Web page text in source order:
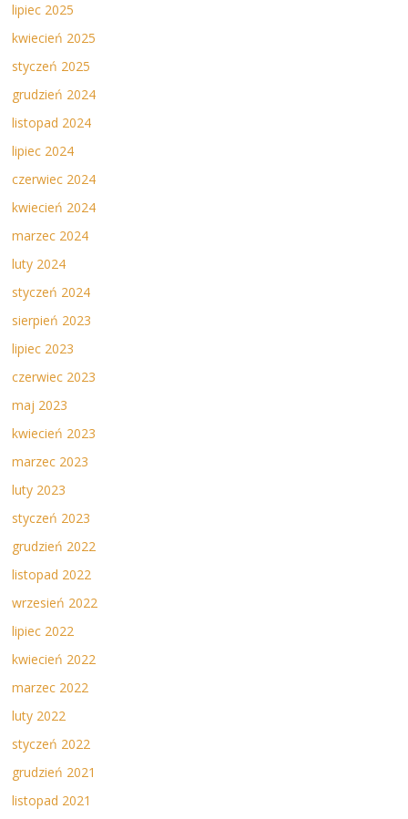
lipiec 2025
kwiecień 2025
styczeń 2025
grudzień 2024
listopad 2024
lipiec 2024
czerwiec 2024
kwiecień 2024
marzec 2024
luty 2024
styczeń 2024
sierpień 2023
lipiec 2023
czerwiec 2023
maj 2023
kwiecień 2023
marzec 2023
luty 2023
styczeń 2023
grudzień 2022
listopad 2022
wrzesień 2022
lipiec 2022
kwiecień 2022
marzec 2022
luty 2022
styczeń 2022
grudzień 2021
listopad 2021